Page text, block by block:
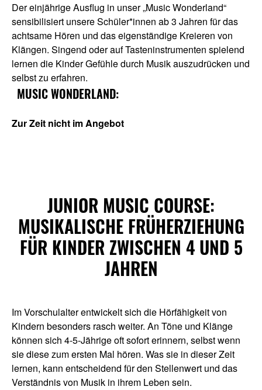
6.1 Allgemeine Informationen
Der einjährige Ausflug in unser „Music Wonderland“
sensibilisiert unsere Schüler*innen ab 3 Jahren für das
achtsame Hören und das eigenständige Kreieren von
Klängen. Singend oder auf Tasteninstrumenten spielend
lernen die Kinder Gefühle durch Musik auszudrücken und
selbst zu erfahren.
MUSIC WONDERLAND:
Zur Zeit nicht im Angebot
JUNIOR MUSIC COURSE:
MUSIKALISCHE FRÜHERZIEHUNG
FÜR KINDER ZWISCHEN 4 UND 5
JAHREN
Im Vorschulalter entwickelt sich die Hörfähigkeit von
Kindern besonders rasch weiter. An Töne und Klänge
können sich 4-5-Jährige oft sofort erinnern, selbst wenn
sie diese zum ersten Mal hören. Was sie in dieser Zeit
lernen, kann entscheidend für den Stellenwert und das
Verständnis von Musik in ihrem Leben sein.
6.1 Allgemeine Informationen